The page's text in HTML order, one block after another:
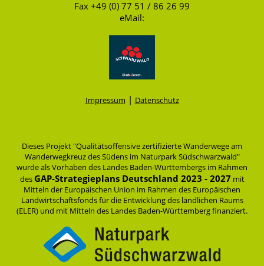
Fax +49 (0) 77 51 / 86 26 99
eMail:
Impressum | Datenschutz
Dieses Projekt "Qualitätsoffensive zertifizierte Wanderwege am
Wanderwegkreuz des Südens im Naturpark Südschwarzwald"
wurde als Vorhaben des Landes Baden-Württembergs im Rahmen
des GAP-Strategieplans Deutschland 2023 - 2027 mit
Mitteln der Europäischen Union im Rahmen des Europäischen
Landwirtschaftsfonds für die Entwicklung des ländlichen Raums
(ELER) und mit Mitteln des Landes Baden-Württemberg finanziert.